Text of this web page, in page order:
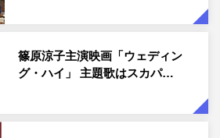
剛典、向井理、高橋克実など、豪華
ある「君にサチアレ」は、新郎新婦
集う全ての人を祝福するような幸福
たいという大九監督・プロデューサ
頼を受けて制作された楽曲。作曲を
篠原涼子主演映画「ウェディン
グ・ハイ」 主題歌はスカパ…